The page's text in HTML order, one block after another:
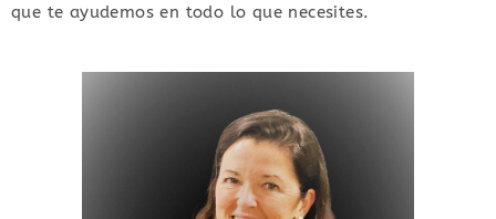
que te ayudemos en todo lo que necesites.